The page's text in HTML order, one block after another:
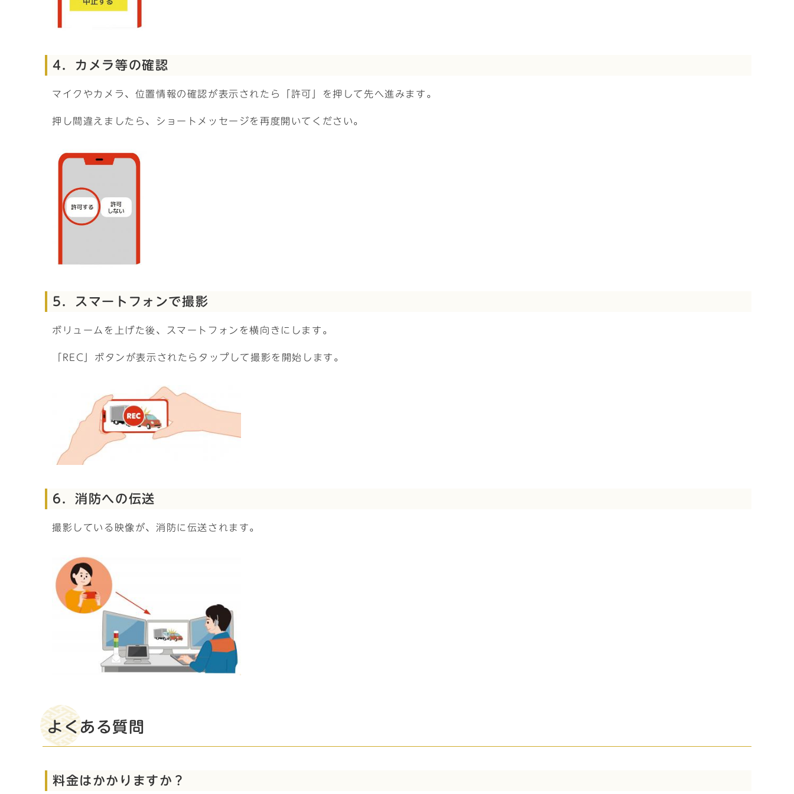
4．カメラ等の確認
マイクやカメラ、位置情報の確認が表示されたら「許可」を押して先へ進みます。
押し間違えましたら、ショートメッセージを再度開いてください。
5．スマートフォンで撮影
ボリュームを上げた後、スマートフォンを横向きにします。
「REC」ボタンが表示されたらタップして撮影を開始します。
6．消防への伝送
撮影している映像が、消防に伝送されます。
よくある質問
料金はかかりますか？